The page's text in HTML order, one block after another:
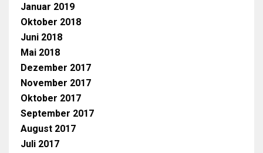
Januar 2019
Oktober 2018
Juni 2018
Mai 2018
Dezember 2017
November 2017
Oktober 2017
September 2017
August 2017
Juli 2017